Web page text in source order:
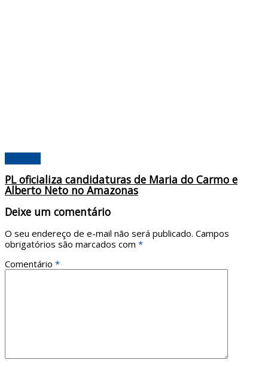
PL oficializa candidaturas de Maria do Carmo e
Alberto Neto no Amazonas
Deixe um comentário
O seu endereço de e-mail não será publicado. Campos
obrigatórios são marcados com *
Comentário *